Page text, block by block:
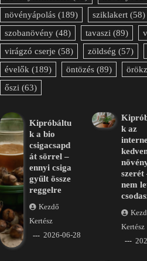
növényápolás (189) sziklakert (58)
szobanövény (48) tavaszi (89)
virágzó cserje (58) zöldség (57)
évelők (189) öntözés (89)
őszi (63)
Kipróbáltu
k a bio
csigacsapd
át sörrel –
ennyi csiga
gyűlt össze
reggelre
Kezdő
Kertész
2026-06-28
k az
szerét
nem
Kertész